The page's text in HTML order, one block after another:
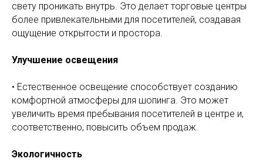
свету проникать внутрь. Это делает торговые центры
более привлекательными для посетителей, создавая
ощущение открытости и простора.
Улучшение освещения
• Естественное освещение способствует созданию
комфортной атмосферы для шопинга. Это может
увеличить время пребывания посетителей в центре и,
соответственно, повысить объем продаж.
Экологичность